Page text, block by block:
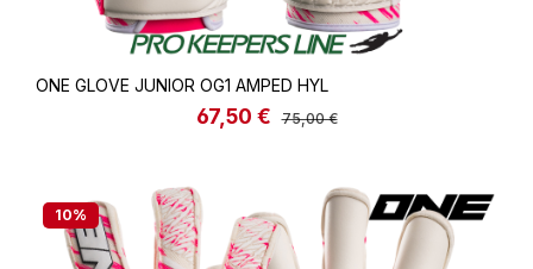
ONE GLOVE JUNIOR OG1 AMPED HYL
Verkaufspreis:
67,50 € Regulärer Preis:
75,00 €
10%